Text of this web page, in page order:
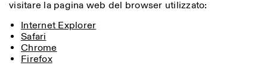
visitare la pagina web del browser utilizzato:
Internet Explorer
Safari
Chrome
Firefox